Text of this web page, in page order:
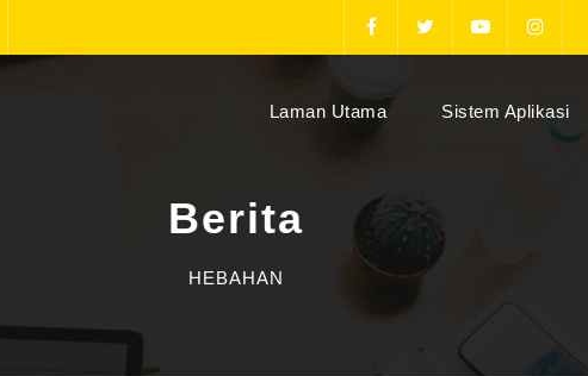
Laman Utama(current)Sistem Aplikasi
Berita
HEBAHAN